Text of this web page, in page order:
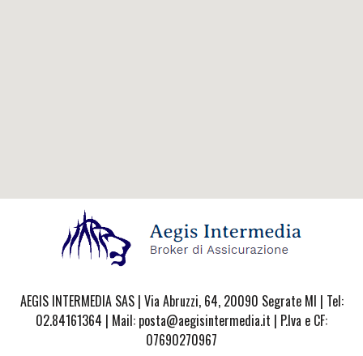
AEGIS INTERMEDIA SAS | Via Abruzzi, 64, 20090 Segrate MI | Tel:
02.84161364 | Mail: posta@aegisintermedia.it | P.Iva e CF:
07690270967